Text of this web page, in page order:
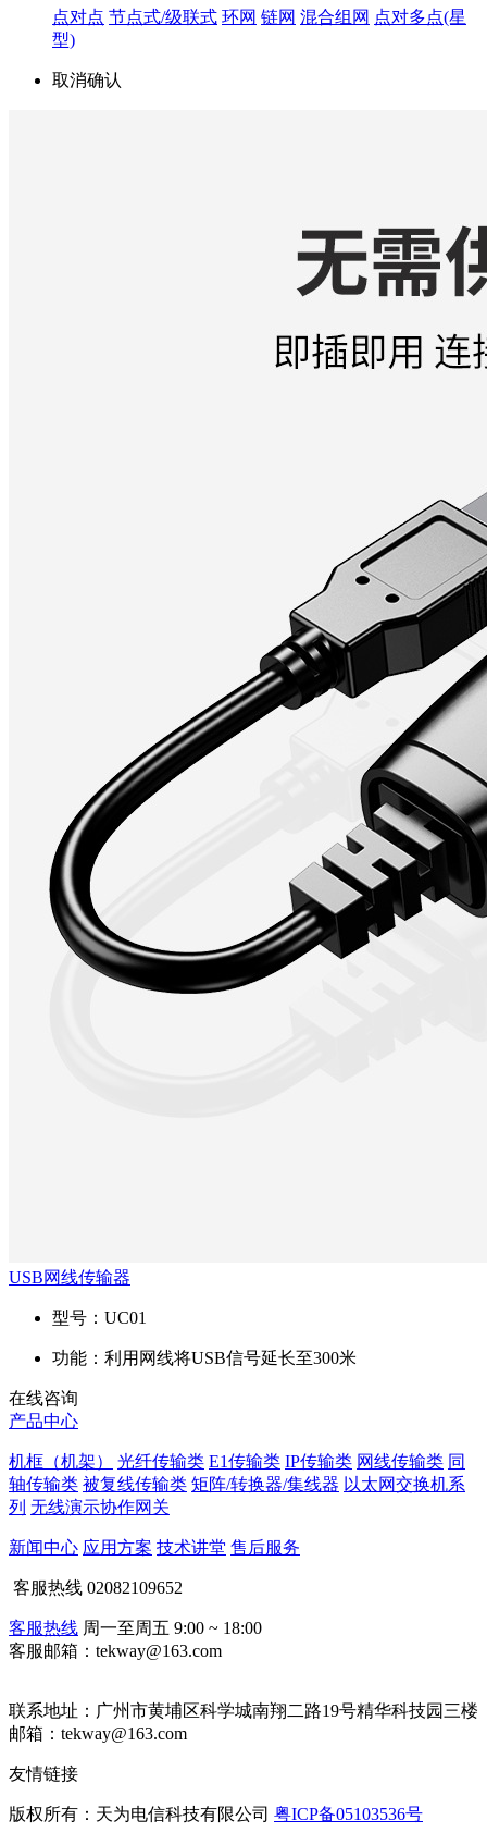
点对点 节点式/级联式 环网 链网 混合组网 点对多点(星
型)
取消确认
USB网线传输器
型号： UC01
功能： 利用网线将USB信号延长至300米
在线咨询
产品中心
机框（机架） 光纤传输类 E1传输类 IP传输类 网线传输类 同
轴传输类 被复线传输类 矩阵/转换器/集线器 以太网交换机系
列 无线演示协作网关
新闻中心 应用方案 技术讲堂 售后服务
客服热线 02082109652
客服热线 周一至周五 9:00 ~ 18:00
客服邮箱：tekway@163.com
联系地址： 广州市黄埔区科学城南翔二路19号精华科技园三楼
邮箱：tekway@163.com
友情链接
版权所有：天为电信科技有限公司 粤ICP备05103536号